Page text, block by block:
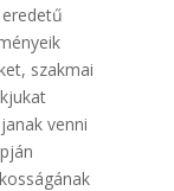
szakmai
venni